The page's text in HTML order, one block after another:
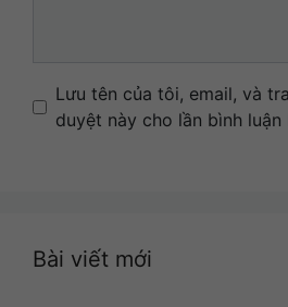
Name
Email
Website
Lưu tên của tôi, email, và
duyệt này cho lần bình
Bài viết mới